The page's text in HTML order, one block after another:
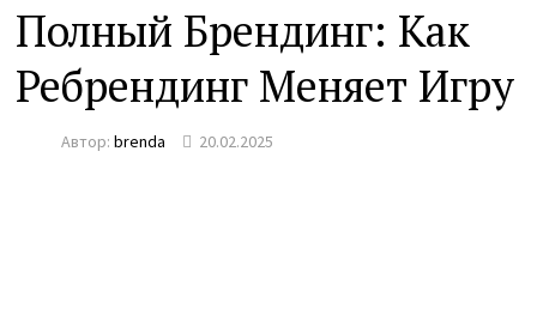
Полный Брендинг: Как
Ребрендинг Меняет Игру
Автор:brenda 20.02.2025